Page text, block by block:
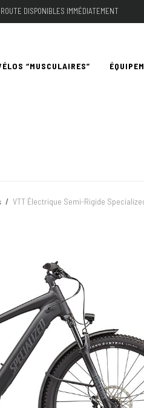
DISPONIBLES IMMÉDIATEMENT
“MUSCULAIRES”
/ VTT Électrique Semi-Rigide